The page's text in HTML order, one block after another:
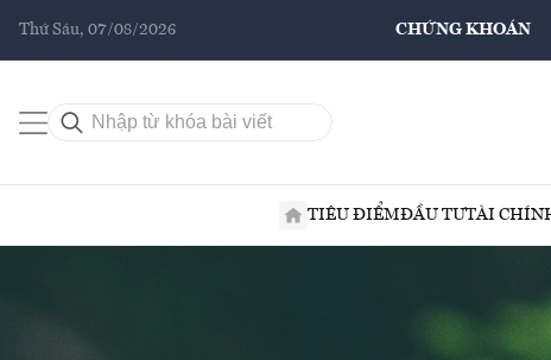
Thứ Sáu, 07/08/2026 CHỨNG KHOÁN
TIÊU ĐIỂMĐẦU TƯTÀI